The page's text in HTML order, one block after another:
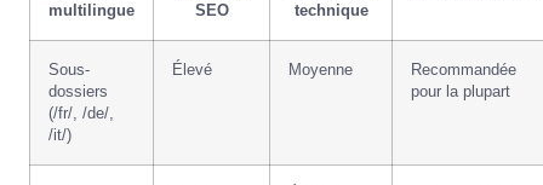
multilingue
SEO
technique
Sous-
dossiers
(/fr/, /de/,
/it/)
Élevé Moyenne
Recommandée
pour la plupart